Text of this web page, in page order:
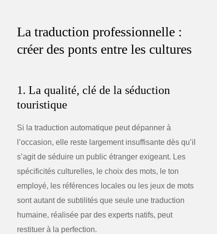
La traduction professionnelle :
créer des ponts entre les cultures
1. La qualité, clé de la séduction
touristique
Si la traduction automatique peut dépanner à
l’occasion, elle reste largement insuffisante dès qu’il
s’agit de séduire un public étranger exigeant. Les
spécificités culturelles, le choix des mots, le ton
employé, les références locales ou les jeux de mots
sont autant de subtilités que seule une traduction
humaine, réalisée par des experts natifs, peut
restituer à la perfection.